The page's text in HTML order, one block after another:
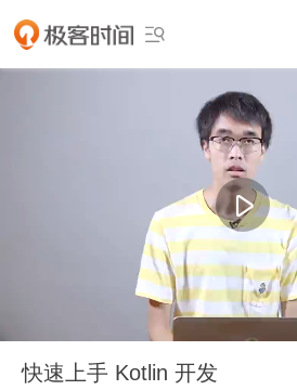

快速上手 Kotlin 开发